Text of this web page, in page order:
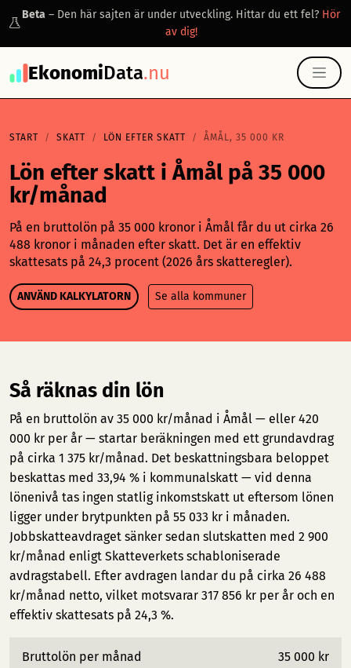
Beta – Den här sajten är under utveckling. Hittar du ett fel? Hör
av dig!
EkonomiData.nu
START SKATT LÖN EFTER SKATT ÅMÅL, 35 000 KR
Lön efter skatt i Åmål på 35 000
kr/månad
På en bruttolön på 35 000 kronor i Åmål får du ut cirka 26
488 kronor i månaden efter skatt. Det är en effektiv
skattesats på 24,3 procent (2026 års skatteregler).
ANVÄND KALKYLATORN Se alla kommuner
Så räknas din lön
På en bruttolön av 35 000 kr/månad i Åmål — eller 420
000 kr per år — startar beräkningen med ett grundavdrag
på cirka 1 375 kr/månad. Det beskattningsbara beloppet
beskattas med 33,94 % i kommunalskatt — vid denna
lönenivå tas ingen statlig inkomstskatt ut eftersom lönen
ligger under brytpunkten på 55 033 kr i månaden.
Jobbskatteavdraget sänker sedan slutskatten med 2 900
kr/månad enligt Skatteverkets schabloniserade
avdragstabell. Efter avdragen landar du på cirka 26 488
kr/månad netto, vilket motsvarar 317 856 kr per år och en
effektiv skattesats på 24,3 %.
Bruttolön per månad 35 000 kr